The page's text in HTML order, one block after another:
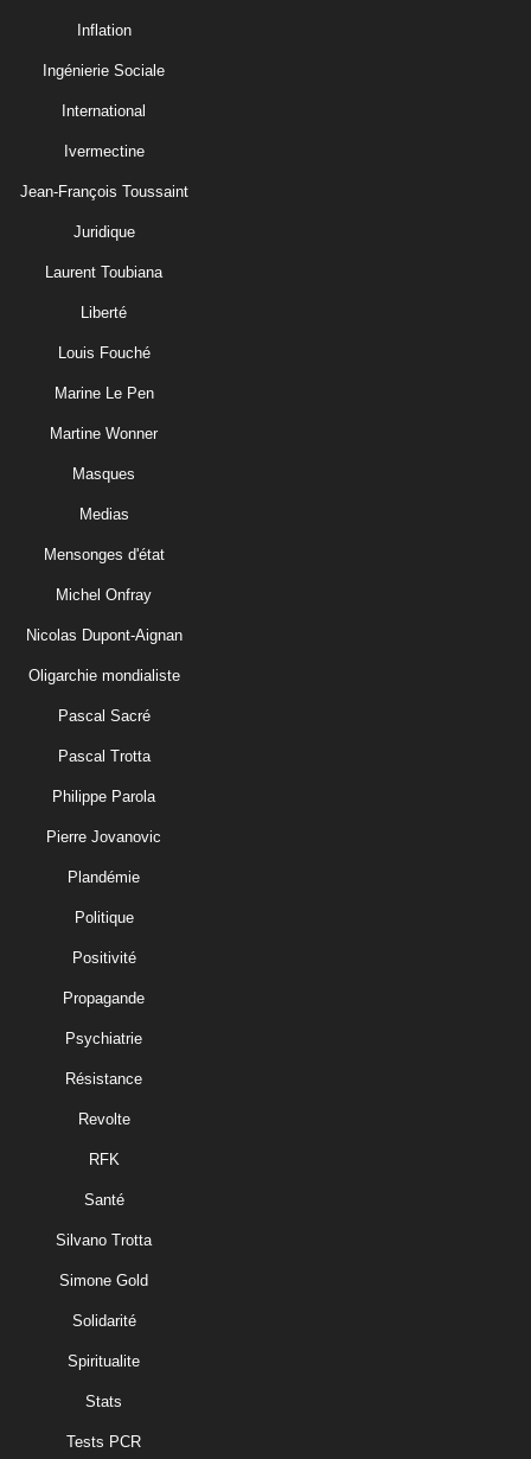
Inflation
Ingénierie Sociale
International
Ivermectine
Jean-François Toussaint
Juridique
Laurent Toubiana
Liberté
Louis Fouché
Marine Le Pen
Martine Wonner
Masques
Medias
Mensonges d'état
Michel Onfray
Nicolas Dupont-Aignan
Oligarchie mondialiste
Pascal Sacré
Pascal Trotta
Philippe Parola
Pierre Jovanovic
Plandémie
Politique
Positivité
Propagande
Psychiatrie
Résistance
Revolte
RFK
Santé
Silvano Trotta
Simone Gold
Solidarité
Spiritualite
Stats
Tests PCR